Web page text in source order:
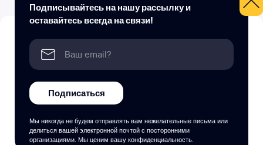
Подписывайтесь на нашу рассылку и
оставайтесь всегда на связи!
Подписаться
Мы никогда не будем отправлять вам нежелательные письма или
делиться вашей электронной почтой с посторонними
организациями. Мы ценим вашу конфиденциальность.